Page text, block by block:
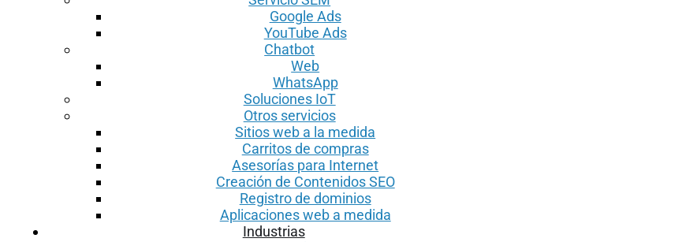
Google Ads
YouTube Ads
Chatbot
Web
WhatsApp
Soluciones IoT
Otros servicios
Sitios web a la medida
Carritos de compras
Asesorías para Internet
Creación de Contenidos SEO
Registro de dominios
Aplicaciones web a medida
Industrias